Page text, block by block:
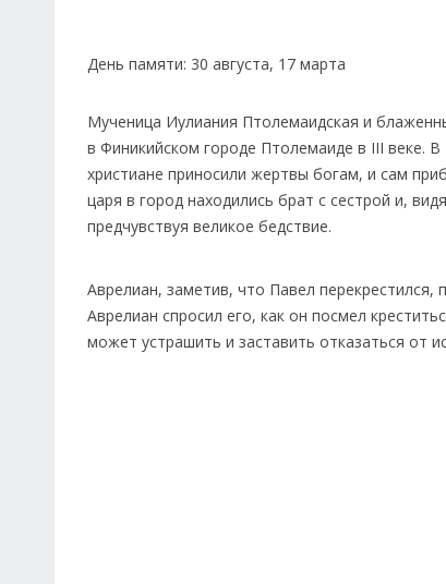
День памяти: 30 августа, 17 марта
Мученица Иулиания Птолемаидская и
в Финикийском городе Птолемаиде в III веке.
христиане приносили жертвы богам, и сам
царя в город находились брат с сестрой и,
предчувствуя великое бедствие.
Аврелиан, заметив, что Павел
Аврелиан спросил его, как он посмел
может устрашить и заставить отказаться от